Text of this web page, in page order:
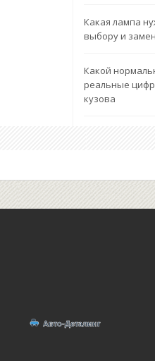
Какая лампа
выбору и
Какой
реальные
кузова